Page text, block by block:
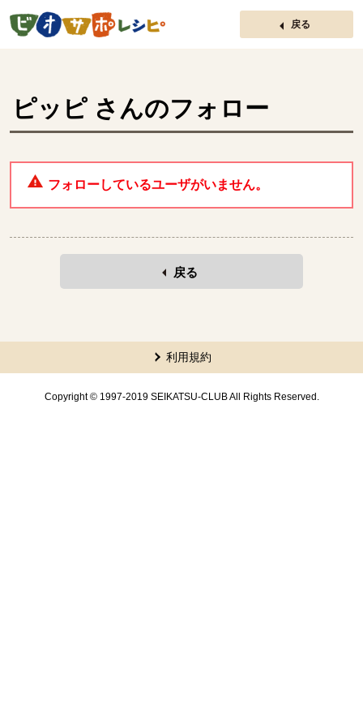
ページの先頭です。
戻る
ピッピ さんのフォロー
フォローしているユーザがいません。
戻る
ここから共通フッターメニューです。
利用規約
Copyright © 1997-2019 SEIKATSU-CLUB All Rights Reserved.